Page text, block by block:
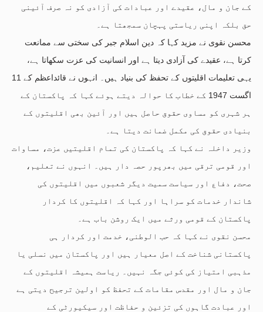
کے جان و مال، عقیدے اور عبادات کی آزادی کو نہ صرف آئینی
حق بلکہ اپنی ریاستی پہچان سمجھتا ہے۔
محسن نقوی نے مزید کہا کہ دین اسلام جبر کی سختی سے ممانعت
کرتا ہے، عقیدے کی آزادی دیتا ہے اور انسانیت کی عزت سکھاتا ہے،
یہی تعلیمات اقلیتوں کے تحفظ کی بنیاد ہیں۔ انہوں نے قائداعظم کے 11
اگست 1947 کے خطاب کا حوالہ دیتے ہوئے کہا کہ پاکستان کے
ہر شہری کو مساوی حقوق حاصل ہیں اور آئین بھی اقلیتوں کے
بنیادی حقوق کی مکمل ضمانت دیتا ہے۔
وزیر داخلہ نے کہا کہ پاکستان کی تمام اقلیتیں عزت، مساوات
اور قومی ترقی میں بھرپور حصہ دار ہیں۔ انہوں نے تعلیم،
صحت، دفاع اور سیاست سمیت دیگر شعبوں میں اقلیتوں کی
شاندار خدمات کو سراہا اور کہا کہ اقلیتوں کا کردار
پاکستان کے قومی ورثے میں ایک روشن باب ہے۔
محسن نقوی نے کہا کہ حب الوطنی، خدمت اور کردار ہی
پاکستانی شناخت کے اصل معیار ہیں اور پاکستان میں نسلی یا
مذہبی امتیاز کی کوئی جگہ نہیں۔ ریاست ہمیشہ اقلیتوں کے
جان و مال اور مقدس مقامات کے تحفظ کو اولین ترجیح دیتی ہے
اور عبادت گاہوں کی تزئین و حفاظت اور سیکیورٹی کے